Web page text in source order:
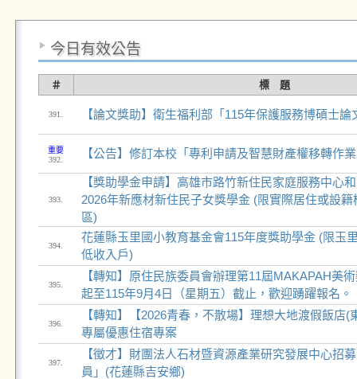
今日有效公告
＃ 標 題
391. 【論文獎助】衛生福利部「115年保護服務博碩士論
重要
392.
【公告】修訂本校「專利申請及智慧財產權移轉作
393.
【獎助學金申請】高雄市路竹新住民家庭服務中心
2026年新應材新住民子女獎學金 (限實際居住或設
區)
394.
花蓮縣玉里國小教育基金會115年度獎助學金 (限玉
低收入戶)
395.
【轉知】原住民族委員會辦理第11屆MAKAPAH美
起至115年9月4日（星期五）截止，歡迎踴躍報名。
396.
【轉知】【2026青春，不散場】理想大地渡假飯店(
專屬優惠住宿專案
397.
【徵才】財團法人石材暨資源產業研究發展中心招
員」(花蓮縣吉安鄉)